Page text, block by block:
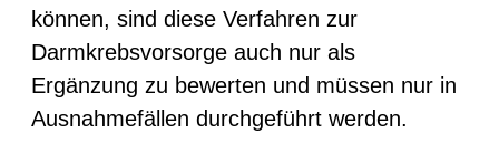
können, sind diese Verfahren zur
Darmkrebsvorsorge auch nur als
Ergänzung zu bewerten und müssen nur in
Ausnahmefällen durchgeführt werden.